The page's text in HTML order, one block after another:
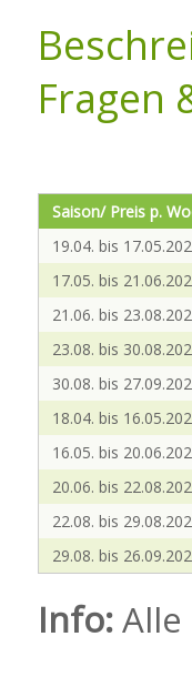
Fragen
Saison/ Preis p.
19.04. bis
17.05. bis
21.06. bis
23.08. bis
30.08. bis
18.04. bis
16.05. bis
20.06. bis
22.08. bis
29.08. bis
Info:Alle